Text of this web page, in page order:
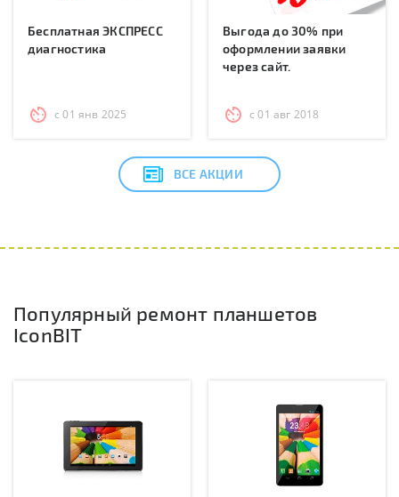
Бесплатная ЭКСПРЕСС
диагностика
с 01 янв 2025
Выгода до 30% при
оформлении заявки
через сайт.
с 01 авг 2018
ВСЕ АКЦИИ
Популярный ремонт планшетов
IconBIT